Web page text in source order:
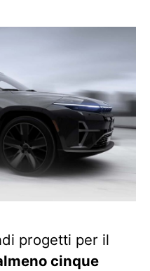
progetti per il
cinque